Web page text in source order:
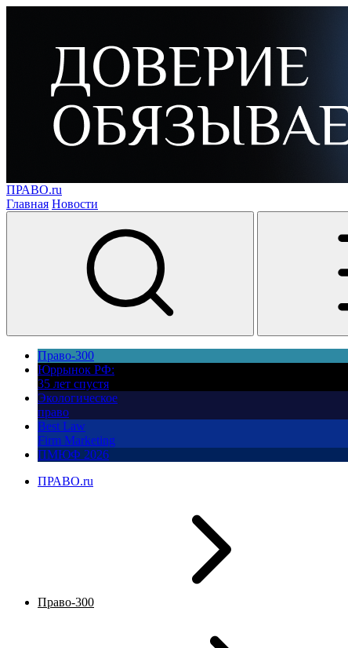
ПРАВО.ru
Главная Новости
Право-300
Юррынок РФ:
35 лет спустя
Экологическое
право
Best Law
Firm Marketing
ПМЮФ 2026
ПРАВО.ru
Право-300